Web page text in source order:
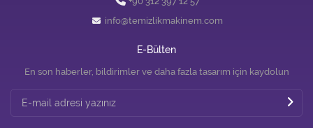
info@temizlikmakinem.com
E-Bülten
En son haberler, bildirimler ve daha fazla tasarım için kaydolun